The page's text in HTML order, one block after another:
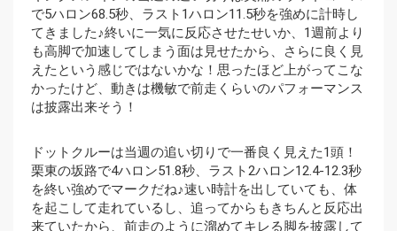
で5ハロン68.5秒、ラスト1ハロン11.5秒を強めに計時し
てきました♪終いに一気に反応させたせいか、1週前より
も高脚で加速してしまう面は見せたから、さらに良く見
えたという感じではないかな！思ったほど上がってこな
かったけど、動きは機敏で前走くらいのパフォーマンス
は披露出来そう！
ドットクルーは当週の追い切りで一番良く見えた1頭！
栗東の坂路で4ハロン51.8秒、ラスト2ハロン12.4-12.3秒
を終い強めでマークだね♪速い時計を出していても、体
を起こして走れているし、追ってからもきちんと反応出
来ていたから、前走のように溜めてキレる脚を披露して